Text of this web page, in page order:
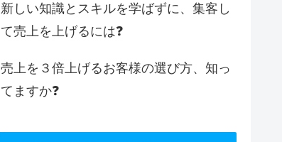
新しい知識とスキルを学ばずに、集客し
て売上を上げるには❓
売上を３倍上げるお客様の選び方、知っ
てますか❓